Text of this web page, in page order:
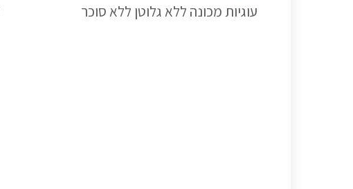
עוגיות מכונה ללא גלוטן ללא סוכר